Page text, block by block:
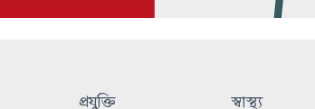
প্রযুক্তি স্বাস্থ্য